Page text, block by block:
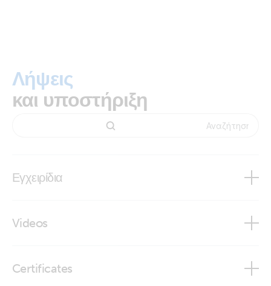
Λήψεις
και υποστήριξη
Εγχειρίδια
Videos
Certificates